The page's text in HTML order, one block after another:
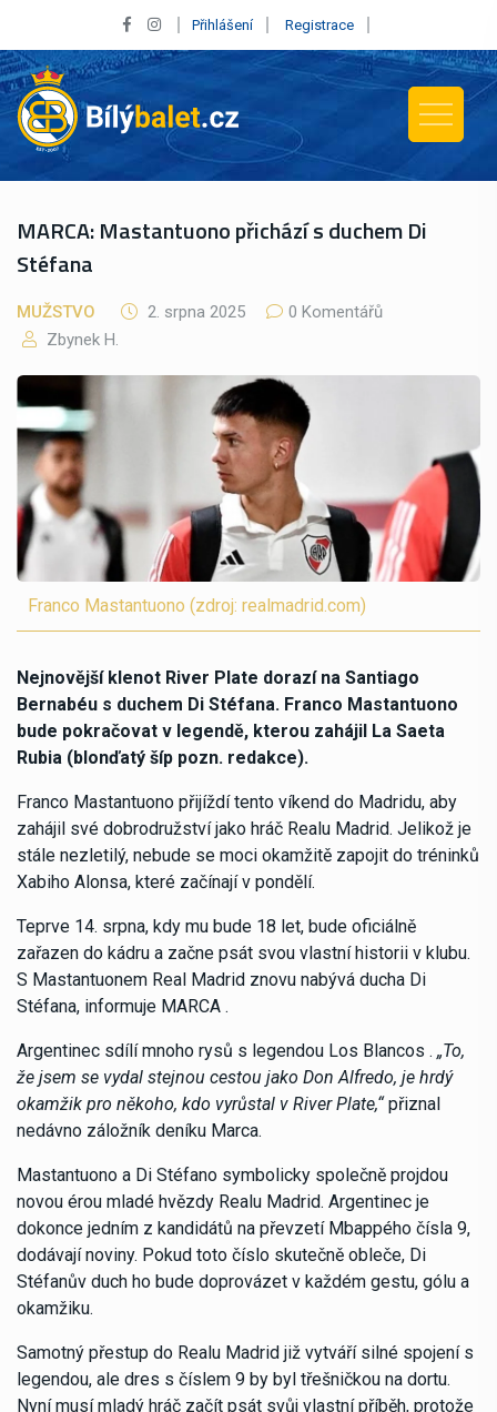
Přihlášení Registrace
MARCA: Mastantuono přichází s duchem Di
Stéfana
MUŽSTVO 2. srpna 2025
0 Komentářů
Zbynek H.
Franco Mastantuono (zdroj: realmadrid.com)
Nejnovější klenot River Plate dorazí na Santiago
Bernabéu s duchem Di Stéfana. Franco Mastantuono
bude pokračovat v legendě, kterou zahájil La Saeta
Rubia (blonďatý šíp pozn. redakce).
Franco Mastantuono přijíždí tento víkend do Madridu, aby
zahájil své dobrodružství jako hráč Realu Madrid. Jelikož je
stále nezletilý, nebude se moci okamžitě zapojit do tréninků
Xabiho Alonsa, které začínají v pondělí.
Teprve 14. srpna, kdy mu bude 18 let, bude oficiálně
zařazen do kádru a začne psát svou vlastní historii v klubu.
S Mastantuonem Real Madrid znovu nabývá ducha Di
Stéfana, informuje MARCA .
Argentinec sdílí mnoho rysů s legendou Los Blancos . „To,
že jsem se vydal stejnou cestou jako Don Alfredo, je hrdý
okamžik pro někoho, kdo vyrůstal v River Plate,“přiznal
nedávno záložník deníku Marca.
Mastantuono a Di Stéfano symbolicky společně projdou
novou érou mladé hvězdy Realu Madrid. Argentinec je
dokonce jedním z kandidátů na převzetí Mbappého čísla 9,
dodávají noviny. Pokud toto číslo skutečně obleče, Di
Stéfanův duch ho bude doprovázet v každém gestu, gólu a
okamžiku.
Samotný přestup do Realu Madrid již vytváří silné spojení s
legendou, ale dres s číslem 9 by byl třešničkou na dortu.
Nyní musí mladý hráč začít psát svůj vlastní příběh, protože